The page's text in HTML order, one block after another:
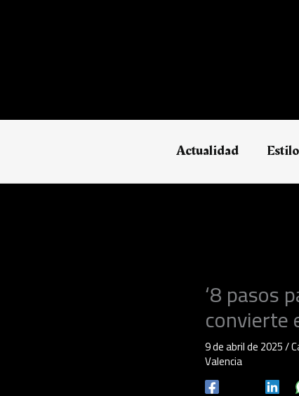
Actualidad
‘8 pasos
convierte
9 de abril de 2025/
Valencia